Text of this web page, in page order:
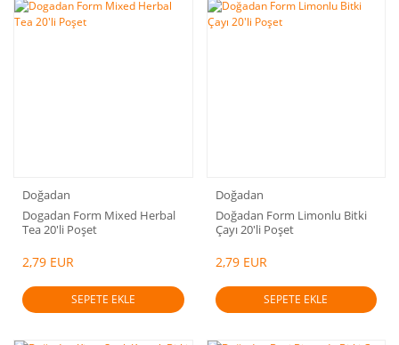
Doğadan
Dogadan Form Mixed Herbal
Tea 20'li Poşet
2,79 EUR
SEPETE EKLE
Doğadan
Doğadan Form Limonlu Bitki
Çayı 20'li Poşet
2,79 EUR
SEPETE EKLE